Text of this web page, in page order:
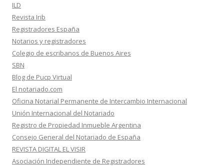
ILD
Revista Irib
Registradores España
Notarios y registradores
Colegio de escribanos de Buenos Aires
SBN
Blog de Pucp Virtual
El notariado.com
Oficina Notarial Permanente de Intercambio Internacional
Unión Internacional del Notariado
Registro de Propiedad Inmueble Argentina
Consejo General del Notariado de España
REVISTA DIGITAL EL VISIR
Asociación Independiente de Registradores